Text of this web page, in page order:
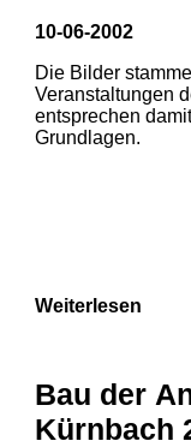
10-06-2002
Die Bilder
Veranstaltungen
entsprechen
Grundlagen.
Weiterlesen
Bau der
Kürnbach